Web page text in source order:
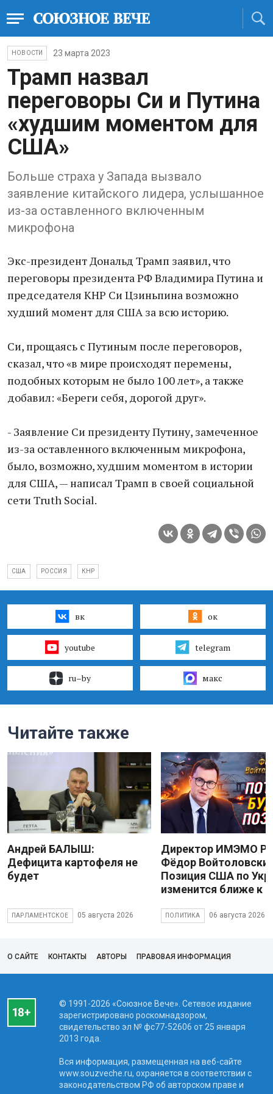
НОВОСТИ 23 марта 2023
Трамп назвал
переговоры Си и Путина
«худшим моментом для
США»
Больше страха у Запада вызвало
заявление китайского лидера, услышанное
из-за оставленного включенным
микрофона
Экс-президент Дональд Трамп заявил, что
переговоры президента РФ Владимира Путина и
председателя КНР Си Цзиньпина возможно
худший момент для США за всю историю.
Си, прощаясь с Путиным после переговоров,
сказал, что «в мире происходят перемены,
подобных которым не было 100 лет», а также
добавил: «Береги себя, дорогой друг».
- Заявление Си президенту Путину, замеченное
из-за оставленного включенным микрофона,
было, возможно, худшим моментом в истории
для США, — написал Трамп в своей социальной
сети Truth Social.
США РОССИЯ КНР
вк ок
youtube telegram
ru–by макс
Читайте также
Андрей БАЛЫШ:
Дефицита картофеля не
будет
ПАРЛАМЕНТСКОЕ 05 августа 2026
Директор ИМЭМО
Фёдор
Позиция США по
изменится ближе к
ПОЛИТИКА 06 августа 2026
О САЙТЕ КОНТАКТЫ АВТОРЫ ПРАВОВАЯ ИНФОРМАЦИЯ
© 1991-2026 «Союзное Вече». Сетевое издание
зарегистрировано роскомнадзором,
свидетельство эл № фc77-52606 от 25 января
2013 года.
Вся информация, размещенная на веб-сайте
www.souzveche.ru, охраняется в соответствии с
законодательством РФ об авторском праве и